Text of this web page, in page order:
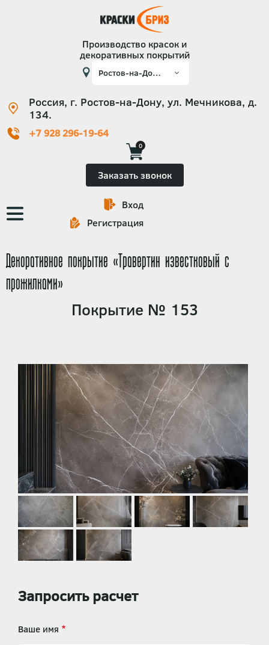
Производство красок и
декоративных покрытий
Россия, г. Ростов-на-Дону, ул. Мечникова, д.
134.
+7 928 296-19-64
0
Заказать звонок
Основная
навигация
Вход
Регистрация
Декоративное покрытие «Травертин известковый с
прожилками»
Покрытие № 153
Запросить расчет
Ваше имя